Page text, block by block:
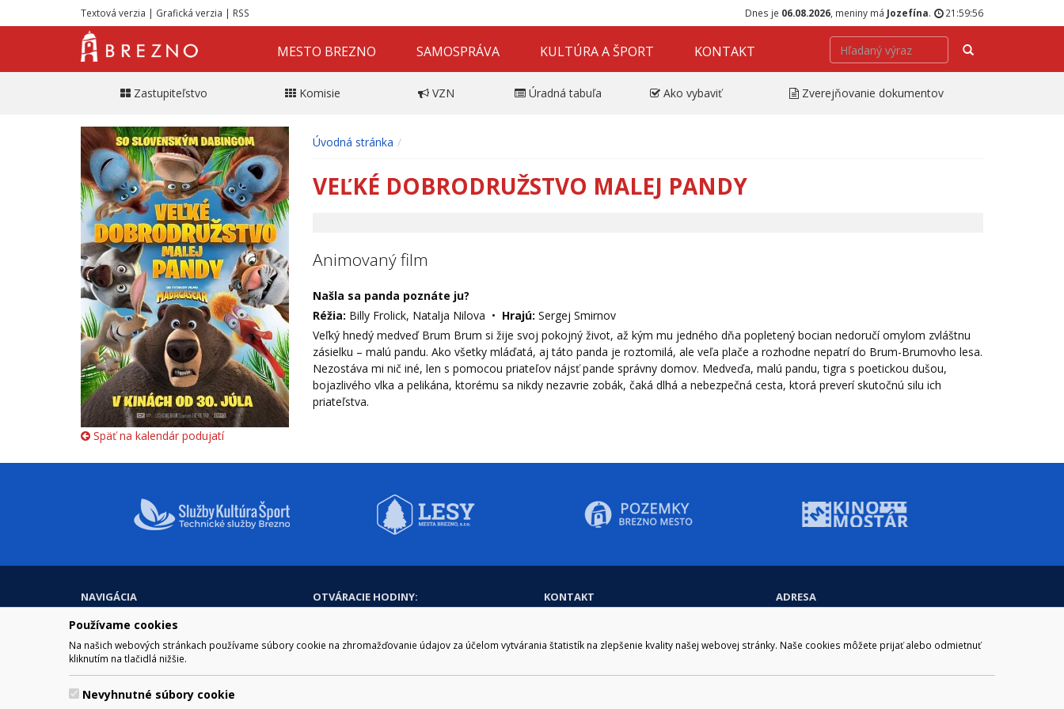
Používame cookies
Na našich webových stránkach používame súbory cookie na zhromažďovanie údajov za účelom vytvárania štatistík na zlepšenie kvality našej webovej stránky. Naše cookies môžete prijať alebo odmietnuť
kliknutím na tlačidlá nižšie.
Nevyhnutné súbory cookie
Textová verzia | Grafická verzia | RSS Dnes je 06.08.2026 , meniny má Jozefína. 21:59:56
MESTO BREZNO SAMOSPRÁVA KULTÚRA A ŠPORT KONTAKT Hľadať
Zastupiteľstvo Komisie VZN Úradná tabuľa Ako vybaviť Zverejňovanie dokumentov
Späť na kalendár podujatí
Úvodná stránka
VEĽKÉ DOBRODRUŽSTVO MALEJ PANDY
Animovaný film
Našla sa panda poznáte ju?
Réžia: Billy Frolick, Natalja Nilova • Hrajú: Sergej Smirnov
Veľký hnedý medveď Brum Brum si žije svoj pokojný život, až kým mu jedného dňa popletený bocian nedoručí omylom zvláštnu
zásielku – malú pandu. Ako všetky mláďatá, aj táto panda je roztomilá, ale veľa plače a rozhodne nepatrí do Brum-Brumovho lesa.
Nezostáva mi nič iné, len s pomocou priateľov nájsť pande správny domov. Medveďa, malú pandu, tigra s poetickou dušou,
bojazlivého vlka a pelikána, ktorému sa nikdy nezavrie zobák, čaká dlhá a nebezpečná cesta, ktorá preverí skutočnú silu ich
priateľstva.
NAVIGÁCIA
Samospráva
Kultúra a šport
Kontakt
OTVÁRACIE HODINY:
Obedňajšia prestávka
KONTAKT
ADRESA
977 01 Brezno